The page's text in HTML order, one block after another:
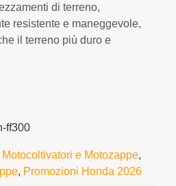
di terreno,
resistente e maneggevole,
il terreno più duro e
ff300
Motocoltivatori e Motozappe,
, Promozioni Honda 2026